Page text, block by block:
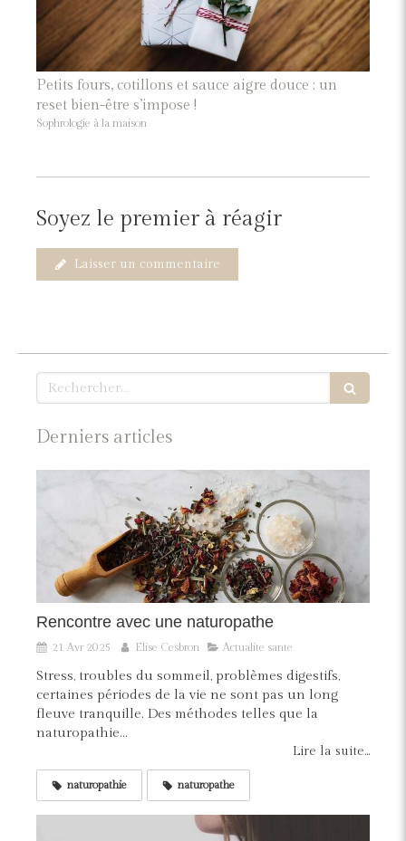
Petits fours, cotillons et sauce aigre douce : un
reset bien-être s’impose !
Sophrologie à la maison
Soyez le premier à réagir
Laisser un commentaire
Rechercher
Derniers articles
Rencontre avec une naturopathe
21 Avr 2025 Elise Cesbron Actualite sante
Stress, troubles du sommeil, problèmes digestifs,
certaines périodes de la vie ne sont pas un long
fleuve tranquille. Des méthodes telles que la
naturopathie...
Lire la suite...
naturopathie naturopathe